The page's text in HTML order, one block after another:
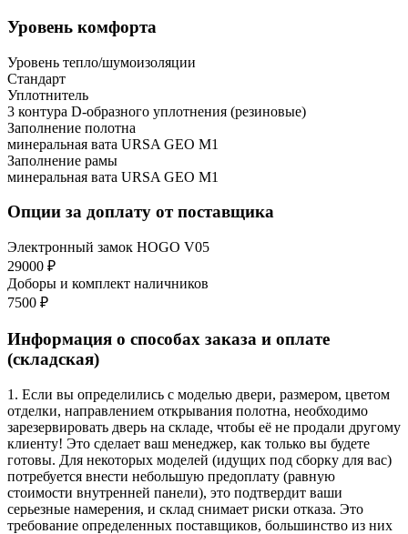
Уровень комфорта
Уровень тепло/шумоизоляции
Стандарт
Уплотнитель
3 контура D-образного уплотнения (резиновые)
Заполнение полотна
минеральная вата URSA GEO М1
Заполнение рамы
минеральная вата URSA GEO М1
Опции за доплату от поставщика
Электронный замок HOGO V05
29000 ₽
Доборы и комплект наличников
7500 ₽
Информация о способах заказа и оплате
(складская)
1. Если вы определились с моделью двери, размером, цветом
отделки, направлением открывания полотна, необходимо
зарезервировать дверь на складе, чтобы её не продали другому
клиенту! Это сделает ваш менеджер, как только вы будете
готовы. Для некоторых моделей (идущих под сборку для вас)
потребуется внести небольшую предоплату (равную
стоимости внутренней панели), это подтвердит ваши
серьезные намерения, и склад снимает риски отказа. Это
требование определенных поставщиков, большинство из них